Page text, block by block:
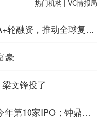
热门机构 |VC情报局
轮融资，推动全球复合
豪
文锋投了
年第10家IPO；钟鼎投